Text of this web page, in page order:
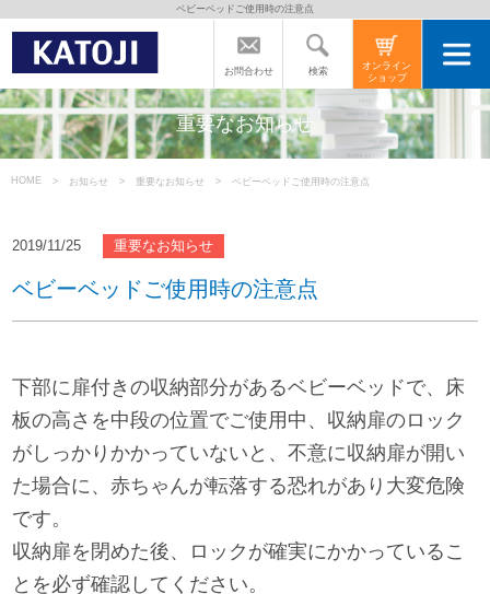
トップページ
カトージの商品
カトージについて
商品をご愛用の方へ
よくあるご質問
直営店のご案内
会社案内
お問合わせ 検索
オンライン
ショップ
ベビーベッドご使用時の注意点
重要なお知らせ
HOME お知らせ 重要なお知らせ ベビーベッドご使用時の注意点
2019/11/25 重要なお知らせ
ベビーベッドご使用時の注意点
下部に扉付きの収納部分があるベビーベッドで、床
板の高さを中段の位置でご使用中、収納扉のロック
がしっかりかかっていないと、不意に収納扉が開い
た場合に、赤ちゃんが転落する恐れがあり大変危険
です。
収納扉を閉めた後、ロックが確実にかかっているこ
とを必ず確認してください。